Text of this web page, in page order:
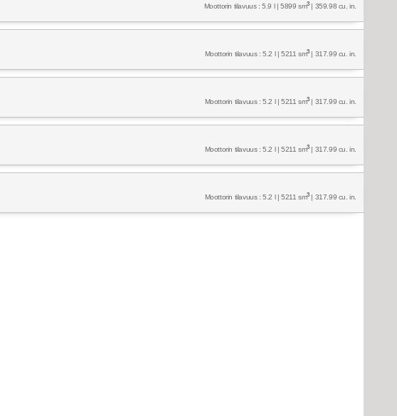
Moottorin tilavuus : 5.9 l | 5899 sm3| 359.98 cu. in.
Moottorin tilavuus : 5.2 l | 5211 sm3| 317.99 cu. in.
Moottorin tilavuus : 5.2 l | 5211 sm3| 317.99 cu. in.
Moottorin tilavuus : 5.2 l | 5211 sm3| 317.99 cu. in.
Moottorin tilavuus : 5.2 l | 5211 sm3| 317.99 cu. in.